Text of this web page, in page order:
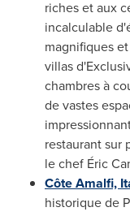
riches et aux
incalculable
magnifiques
villas
chambres à
de vastes
restaurant sur
le chef Éric
Côte Amalfi,
historique de